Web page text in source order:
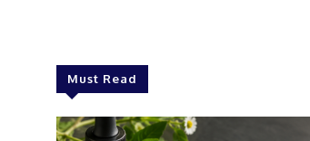
Must Read